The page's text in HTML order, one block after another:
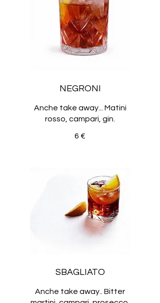
NEGRONI
Anche take away... Matini
rosso, campari, gin.
6 €
SBAGLIATO
Anche take away.. Bitter